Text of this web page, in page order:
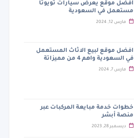
أفضل موقع يعرض سيارات تويوتا
مستعمل في السعودية
مارس 12, 2024
افضل موقع لبيع الاثاث المستعمل
في السعودية واهم 4 من مميزاتة
مارس 7, 2024
خطوات خدمة مبايعة المركبات عبر
منصة أبشر
ديسمبر 28, 2023